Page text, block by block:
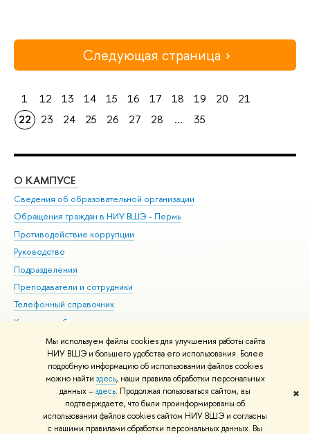
Мы используем файлы cookies для улучшения работы сайта
НИУ ВШЭ и большего удобства его использования. Более
подробную информацию об использовании файлов cookies
можно найти здесь, наши правила обработки персональных
данных –здесь. Продолжая пользоваться сайтом, вы
подтверждаете, что были проинформированы об
использовании файлов cookies сайтом НИУ ВШЭ и согласны
с нашими правилами обработки персональных данных. Вы
✖
Следующая страница
1 12 13 14 15 16 17 18 19 20
21
22
23 24 25 26 27 28 ... 35
О КАМПУСЕ
Сведения об образовательной организации
Обращения граждан в НИУ ВШЭ - Пермь
Противодействие коррупции
Руководство
Подразделения
Преподаватели и сотрудники
Телефонный справочник
Корпуса и общежития
ВШЭ для студентов с ограниченными возможностями
здоровья и инвалидностью
Единая платежная страница
© НИУ ВШЭ 1993–2026 Условия использования материалов Адреса
и контакты Карта сайта